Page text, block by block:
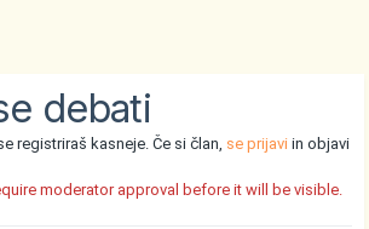
debati
registriraš kasneje. Če si član, se prijavi in objavi
moderator approval before it will be visible.